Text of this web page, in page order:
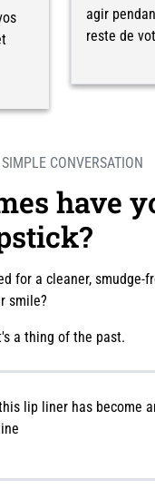
routine de
agir
have
for a cleaner, smudge-
lip liner has become